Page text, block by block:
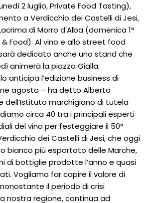
2 luglio, Private Food Tasting),
a Verdicchio dei Castelli di Jesi,
di Morro d’Alba (domenica 1°
& Food). Al vino e allo street food
dedicato anche uno stand che
animerà la piazza Gialla.
anticipa l’edizione business di
agosto – ha detto Alberto
dell’Istituto marchigiano di tutela
circa 40 tra i principali esperti
del vino per festeggiare il 50°
dei Castelli di Jesi, che oggi
bianco più esportato delle Marche,
di bottiglie prodotte l’anno e quasi
Vogliamo far capire il valore di
il periodo di crisi
nostra regione, continua ad